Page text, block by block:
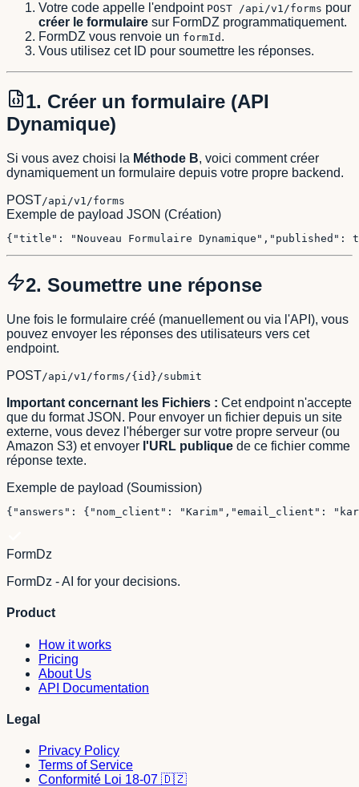
Votre code appelle l'endpoint POST /api/v1/forms pour
créer le formulaire sur FormDZ programmatiquement.
FormDZ vous renvoie un formId .
Vous utilisez cet ID pour soumettre les réponses.
1. Créer un formulaire (API
Dynamique)
Si vous avez choisi la Méthode B, voici comment créer
dynamiquement un formulaire depuis votre propre backend.
POST/api/v1/forms
Exemple de payload JSON (Création)
{ "title" : "Nouveau Formulaire Dynamique" , "published" :
2. Soumettre une réponse
Une fois le formulaire créé (manuellement ou via l'API), vous
pouvez envoyer les réponses des utilisateurs vers cet
endpoint.
POST/api/v1/forms/{ id }/submit
Important concernant les Fichiers : Cet endpoint n'accepte
que du format JSON. Pour envoyer un fichier depuis un site
externe, vous devez l'héberger sur votre propre serveur (ou
Amazon S3) et envoyer l'URL publique de ce fichier comme
réponse texte.
Exemple de payload (Soumission)
{ "answers" : { "nom_client" : "Karim" , "email_client" :
FormDz
FormDz - AI for your decisions.
Product
How it works
Pricing
About Us
API Documentation
Legal
Privacy Policy
Terms of Service
Conformité Loi 18-07 🇩🇿